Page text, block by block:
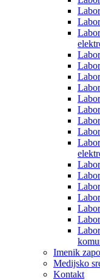
Imenik
Medijsko
Kontakt